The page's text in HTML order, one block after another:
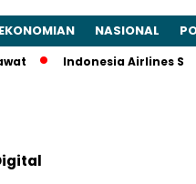
NASIONAL
Indonesia Airlines